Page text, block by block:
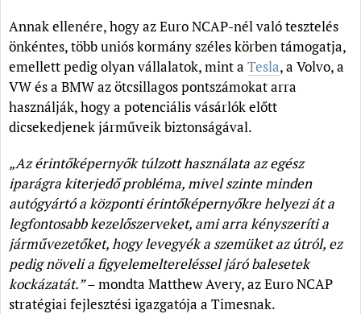
Annak ellenére, hogy az Euro NCAP-nél való tesztelés
önkéntes, több uniós kormány széles körben támogatja,
emellett pedig olyan vállalatok, mint a Tesla, a Volvo, a
VW és a BMW az ötcsillagos pontszámokat arra
használják, hogy a potenciális vásárlók előtt
dicsekedjenek járműveik biztonságával.
„Az érintőképernyők túlzott használata az egész
iparágra kiterjedő probléma, mivel szinte minden
autógyártó a központi érintőképernyőkre helyezi át a
legfontosabb kezelőszerveket, ami arra kényszeríti a
járművezetőket, hogy levegyék a szemüket az útról, ez
pedig növeli a figyelemeltereléssel járó balesetek
kockázatát.”– mondta Matthew Avery, az Euro NCAP
stratégiai fejlesztési igazgatója a Timesnak.